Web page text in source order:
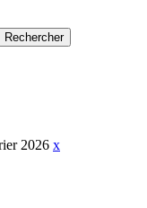
2026 x